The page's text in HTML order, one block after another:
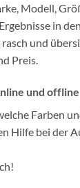
Modell,
in
und
Preis.
und offline
Farben
Hilfe bei der